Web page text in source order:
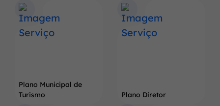
Terra
do
Pé
Gigante
Plano Municipal de
Turismo
Plano Diretor